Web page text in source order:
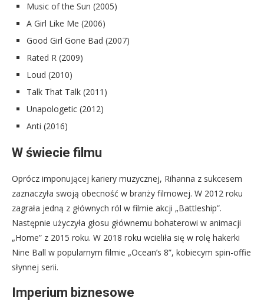
Music of the Sun (2005)
A Girl Like Me (2006)
Good Girl Gone Bad (2007)
Rated R (2009)
Loud (2010)
Talk That Talk (2011)
Unapologetic (2012)
Anti (2016)
W świecie filmu
Oprócz imponującej kariery muzycznej, Rihanna z sukcesem
zaznaczyła swoją obecność w branży filmowej. W 2012 roku
zagrała jedną z głównych ról w filmie akcji „Battleship”.
Następnie użyczyła głosu głównemu bohaterowi w animacji
„Home” z 2015 roku. W 2018 roku wcieliła się w rolę hakerki
Nine Ball w popularnym filmie „Ocean’s 8”, kobiecym spin-offie
słynnej serii.
Imperium biznesowe